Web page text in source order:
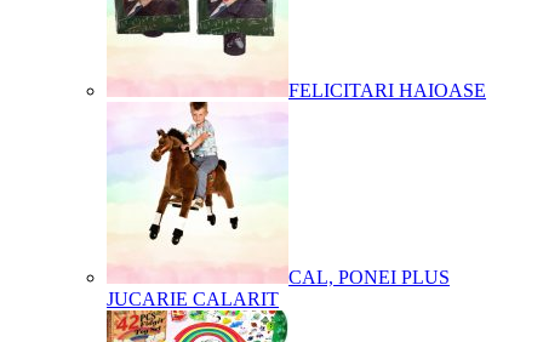
FELICITARI HAIOASE
CAL, PONEI PLUS
JUCARIE CALARIT